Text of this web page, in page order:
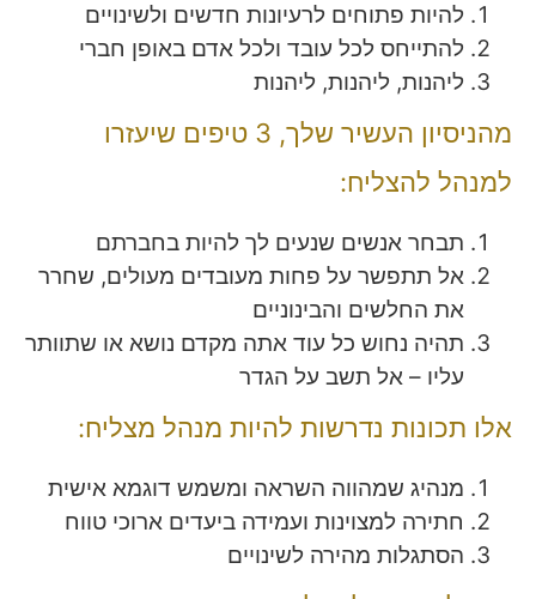
להיות פתוחים לרעיונות חדשים ולשינויים
להתייחס לכל עובד ולכל אדם באופן חברי
ליהנות, ליהנות, ליהנות
מהניסיון העשיר שלך, 3 טיפים שיעזרו
למנהל להצליח:
תבחר אנשים שנעים לך להיות בחברתם
אל תתפשר על פחות מעובדים מעולים, שחרר
את החלשים והבינוניים
תהיה נחוש כל עוד אתה מקדם נושא או שתוותר
עליו – אל תשב על הגדר
אלו תכונות נדרשות להיות מנהל מצליח:
מנהיג שמהווה השראה ומשמש דוגמא אישית
חתירה למצוינות ועמידה ביעדים ארוכי טווח
הסתגלות מהירה לשינויים